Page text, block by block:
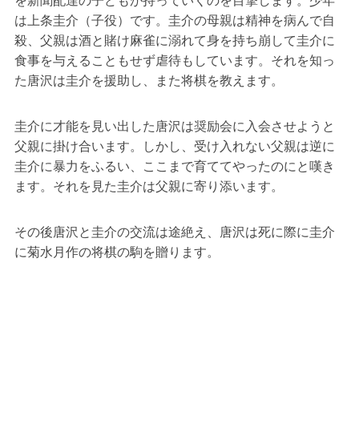
は上条圭介（子役）です。圭介の母親は精神を病んで自
殺、父親は酒と賭け麻雀に溺れて身を持ち崩して圭介に
食事を与えることもせず虐待もしています。それを知っ
た唐沢は圭介を援助し、また将棋を教えます。
圭介に才能を見い出した唐沢は奨励会に入会させようと
父親に掛け合います。しかし、受け入れない父親は逆に
圭介に暴力をふるい、ここまで育ててやったのにと嘆き
ます。それを見た圭介は父親に寄り添います。
その後唐沢と圭介の交流は途絶え、唐沢は死に際に圭介
に菊水月作の将棋の駒を贈ります。